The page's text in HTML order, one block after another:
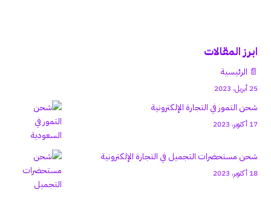
ابرز المقالات
📄 الرئيسية
25 أبريل، 2023
شحن التمور في التجارة الإلكترونية
17 أكتوبر، 2023
شحن مستحضرات التجميل في التجارة الإلكترونية
18 أكتوبر، 2023